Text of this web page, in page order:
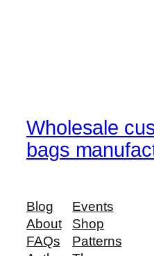
Wholesale
bags
Blog
About
FAQs
Events
Shop
Patterns